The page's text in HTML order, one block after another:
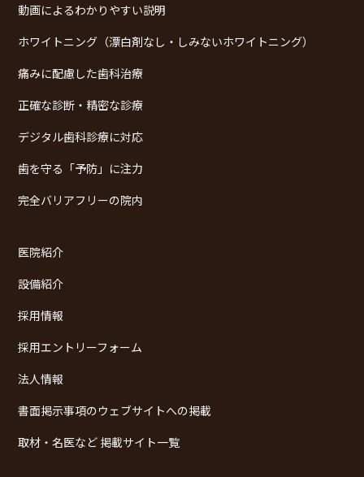
動画によるわかりやすい説明
ホワイトニング（漂白剤なし・しみないホワイトニング）
痛みに配慮した歯科治療
正確な診断・精密な診療
デジタル歯科診療に対応
歯を守る「予防」に注力
完全バリアフリーの院内
医院紹介
設備紹介
採用情報
採用エントリーフォーム
法人情報
書面掲示事項のウェブサイトへの掲載
取材・名医など 掲載サイト一覧